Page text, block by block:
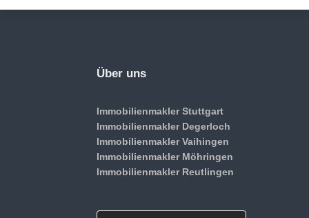
Über uns
Immobilienmakler Stuttgart
Immobilienmakler Degerloch
Immobilienmakler Vaihingen
Immobilienmakler Möhringen
Immobilienmakler Reutlingen